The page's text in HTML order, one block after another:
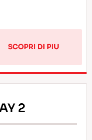
SCOPRI DI PIU
2